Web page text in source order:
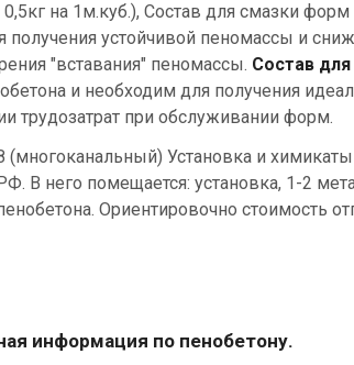
на 1м.куб.), Состав для смазки
устойчивой пеномассы и
"вставания" пеномассы. Состав
и необходим для получения
трудозатрат при обслуживании форм.
(многоканальный) Установка и
него помещается: установка, 1-2
Ориентировочно стоимость
информация по пенобетону.